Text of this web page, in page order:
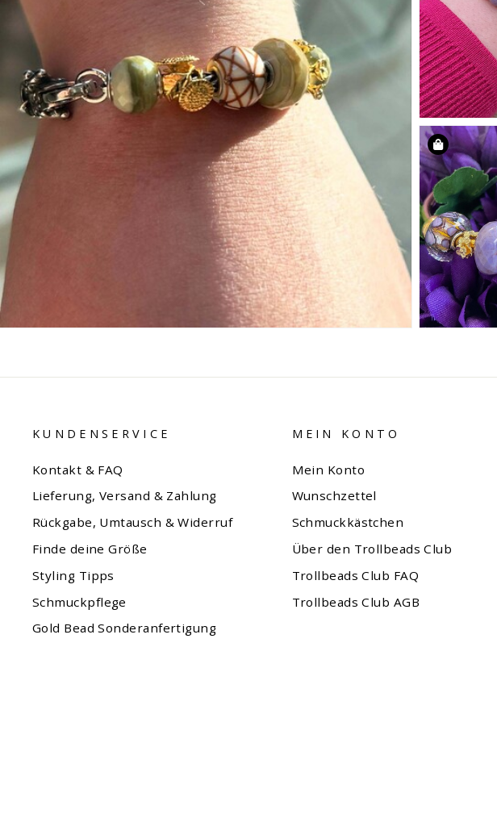
KUNDENSERVICE
Kontakt & FAQ
Lieferung, Versand & Zahlung
Rückgabe, Umtausch & Widerruf
Finde deine Größe
Styling Tipps
Schmuckpflege
Gold Bead Sonderanfertigung
MEIN KONTO
Mein Konto
Wunschzettel
Schmuckkästchen
Über den Trollbeads Club
Trollbeads Club FAQ
Trollbeads Club AGB